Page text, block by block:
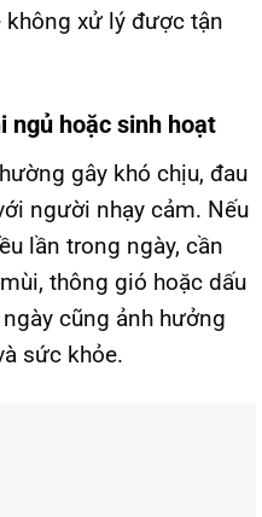
không xử lý được tận
ngủ hoặc sinh hoạt
gây khó chịu, đau
người nhạy cảm. Nếu
lần trong ngày, cần
thông gió hoặc dấu
cũng ảnh hưởng
sức khỏe.